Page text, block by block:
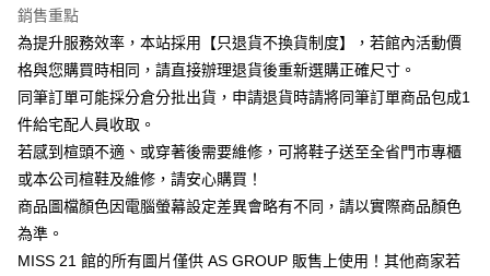
匯豐（台灣）商業銀行
聯邦商業銀行
遠東國際商業銀行
元大商業銀行
永豐商業銀行
台新國際商業銀行
中國信託商業銀行
台灣樂天信用卡公司
臺灣中小企業銀行
匯豐（台灣）商業銀行
華泰商業銀行
聯邦商業銀行
遠東國際商業銀行
元大商業銀行
永豐商業銀行
玉山商業銀行
台灣樂天信用卡公司
上海商業儲蓄銀行
國泰世華商業銀行
兆豐國際商業銀行
臺灣中小企業銀行
台中商業銀行
匯豐（台灣）商業銀行
華泰商業銀行
聯邦商業銀行
遠東國際商業銀行
元大商業銀行
玉山商業銀行
星展（台灣）商業銀行
台新國際商業銀行
Apple Pay
街口支付
悠遊付
Google Pay
ATM付款
貨到付款
運送方式
銷售重點
為提升服務效率，本站採用【只退貨不換貨制度】，若館內活動價
格與您購買時相同，請直接辦理退貨後重新選購正確尺寸。
同筆訂單可能採分倉分批出貨，申請退貨時請將同筆訂單商品包成1
件給宅配人員收取。
若感到楦頭不適、或穿著後需要維修，可將鞋子送至全省門市專櫃
或本公司楦鞋及維修，請安心購買！
商品圖檔顏色因電腦螢幕設定差異會略有不同，請以實際商品顏色
為準。
MISS 21 館的所有圖片僅供 AS GROUP 販售上使用！其他商家若